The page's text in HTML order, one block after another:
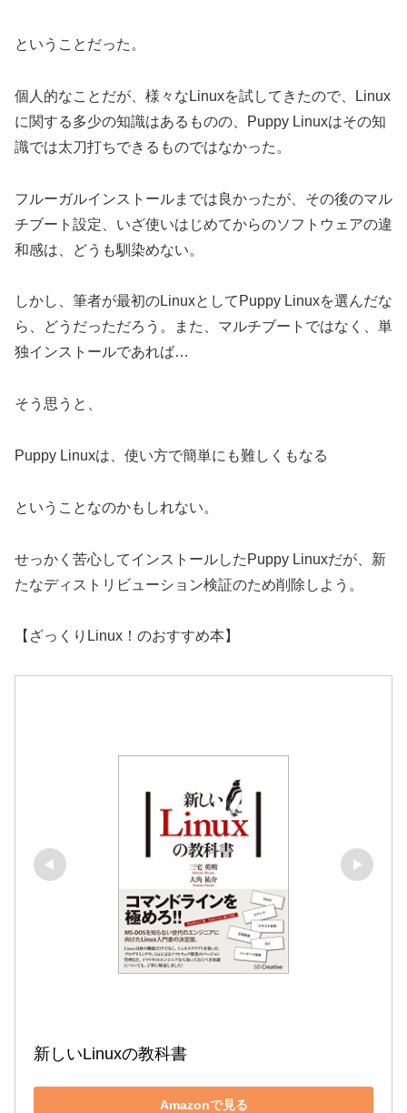
ということだった。
個人的なことだが、様々なLinuxを試してきたので、Linux
に関する多少の知識はあるものの、Puppy Linuxはその知
識では太刀打ちできるものではなかった。
フルーガルインストールまでは良かったが、その後のマル
チブート設定、いざ使いはじめてからのソフトウェアの違
和感は、どうも馴染めない。
しかし、筆者が最初のLinuxとしてPuppy Linuxを選んだな
ら、どうだっただろう。また、マルチブートではなく、単
独インストールであれば…
そう思うと、
Puppy Linuxは、使い方で簡単にも難しくもなる
ということなのかもしれない。
せっかく苦心してインストールしたPuppy Linuxだが、新
たなディストリビューション検証のため削除しよう。
【ざっくりLinux！のおすすめ本】
新しいLinuxの教科書
Amazonで見る